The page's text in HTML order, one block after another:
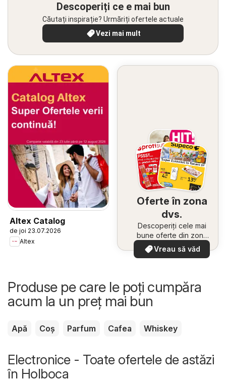
Descoperiți ce e mai bun
Căutați inspirație? Urmăriți ofertele actuale
Vezi mai mult
Altex Catalog
de joi 23.07.2026
Altex
Oferte în zona
dvs.
Descoperiți cele mai
bune oferte din zona
dumneavoastră
Vreau să văd
Produse pe care le poți cumpăra
acum la un preț mai bun
Apă Coș Parfum Cafea Whiskey
Electronice - Toate ofertele de astăzi
în Holboca